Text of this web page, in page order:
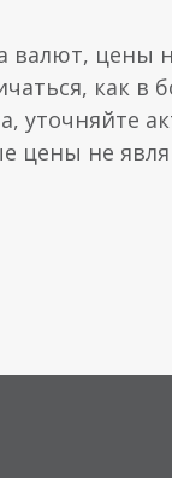
валют, цены
как в
уточняйте
цены не